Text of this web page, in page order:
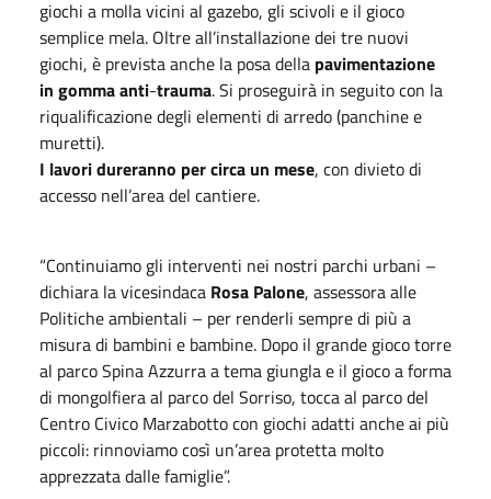
giochi a molla vicini al gazebo, gli scivoli e il gioco
semplice mela. Oltre all’installazione dei tre nuovi
giochi, è prevista anche la posa della pavimentazione
in gomma anti-trauma. Si proseguirà in seguito con la
riqualificazione degli elementi di arredo (panchine e
muretti).
I lavori dureranno per circa un mese, con divieto di
accesso nell’area del cantiere.
“Continuiamo gli interventi nei nostri parchi urbani –
dichiara la vicesindaca Rosa Palone, assessora alle
Politiche ambientali – per renderli sempre di più a
misura di bambini e bambine. Dopo il grande gioco torre
al parco Spina Azzurra a tema giungla e il gioco a forma
di mongolfiera al parco del Sorriso, tocca al parco del
Centro Civico Marzabotto con giochi adatti anche ai più
piccoli: rinnoviamo così un’area protetta molto
apprezzata dalle famiglie”.